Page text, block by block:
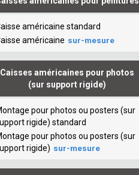
américaine standard
américaine sur-mesure
Caisses américaines pour photos
(sur support rigide)
pour photos ou posters (sur
rigide) standard
pour photos ou posters (sur
rigide) sur-mesure